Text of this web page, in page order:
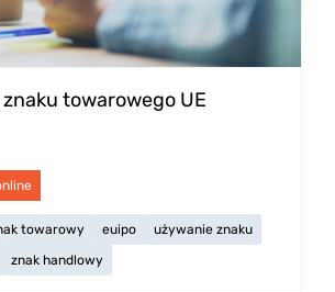
towarowego UE
towarowy euipo
używanie znaku
znak handlowy